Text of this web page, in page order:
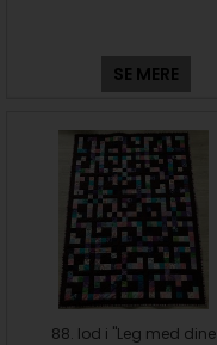
SE MERE
88. lod i "Leg med dine